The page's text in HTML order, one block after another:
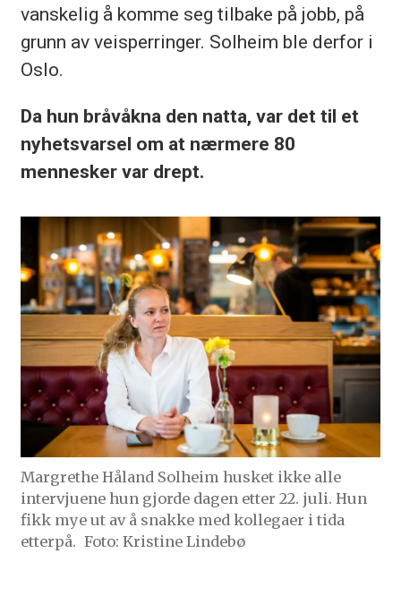
vanskelig å komme seg tilbake på jobb, på
grunn av veisperringer. Solheim ble derfor i
Oslo.
Da hun bråvåkna den natta, var det til et
nyhetsvarsel om at nærmere 80
mennesker var drept.
Margrethe Håland Solheim husket ikke alle
intervjuene hun gjorde dagen etter 22. juli. Hun
fikk mye ut av å snakke med kollegaer i tida
etterpå. Foto: Kristine Lindebø